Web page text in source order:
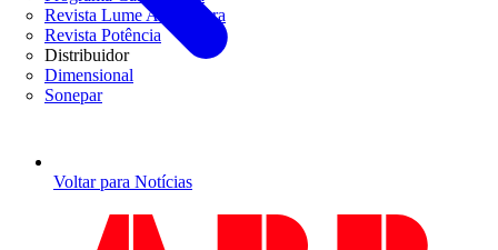
Revista Lume Arquitetura
Revista Potência
Distribuidor
Dimensional
Sonepar
Voltar para Notícias